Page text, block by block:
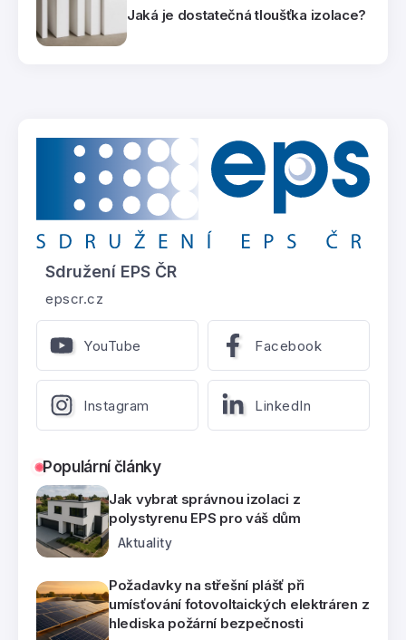
Jaká je dostatečná tloušťka izolace?
Sdružení EPS ČR
epscr.cz
YouTube Facebook
Instagram LinkedIn
Populární články
Jak vybrat správnou izolaci z
polystyrenu EPS pro váš dům
Aktuality
Požadavky na střešní plášť při
umísťování fotovoltaických elektráren z
hlediska požární bezpečnosti